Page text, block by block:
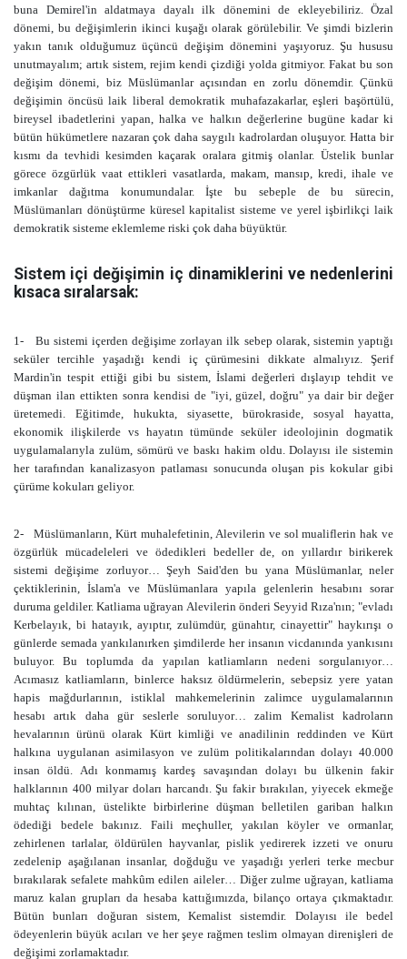
buna Demirel'in aldatmaya dayalı ilk dönemini de ekleyebiliriz. Özal
dönemi, bu değişimlerin ikinci kuşağı olarak görülebilir. Ve şimdi bizlerin
yakın tanık olduğumuz üçüncü değişim dönemini yaşıyoruz. Şu hususu
unutmayalım; artık sistem, rejim kendi çizdiği yolda gitmiyor. Fakat bu son
değişim dönemi, biz Müslümanlar açısından en zorlu dönemdir. Çünkü
değişimin öncüsü laik liberal demokratik muhafazakarlar, eşleri başörtülü,
bireysel ibadetlerini yapan, halka ve halkın değerlerine bugüne kadar ki
bütün hükümetlere nazaran çok daha saygılı kadrolardan oluşuyor. Hatta bir
kısmı da tevhidi kesimden kaçarak oralara gitmiş olanlar. Üstelik bunlar
görece özgürlük vaat ettikleri vasatlarda, makam, mansıp, kredi, ihale ve
imkanlar dağıtma konumundalar. İşte bu sebeple de bu sürecin,
Müslümanları dönüştürme küresel kapitalist sisteme ve yerel işbirlikçi laik
demokratik sisteme eklemleme riski çok daha büyüktür.
Sistem içi değişimin iç dinamiklerini ve nedenlerini
kısaca sıralarsak:
1-
Bu sistemi içerden değişime zorlayan ilk sebep olarak, sistemin yaptığı
seküler tercihle yaşadığı kendi iç çürümesini dikkate almalıyız. Şerif
Mardin'in tespit ettiği gibi bu sistem, İslami değerleri dışlayıp tehdit ve
düşman ilan ettikten sonra kendisi de "iyi, güzel, doğru" ya dair bir değer
üretemedi. Eğitimde, hukukta, siyasette, bürokraside, sosyal hayatta,
ekonomik ilişkilerde vs hayatın tümünde seküler ideolojinin dogmatik
uygulamalarıyla zulüm, sömürü ve baskı hakim oldu. Dolayısı ile sistemin
her tarafından kanalizasyon patlaması sonucunda oluşan pis kokular gibi
çürüme kokuları geliyor.
2-
Müslümanların, Kürt muhalefetinin, Alevilerin ve sol mualiflerin hak ve
özgürlük mücadeleleri ve ödedikleri bedeller de, on yıllardır birikerek
sistemi değişime zorluyor… Şeyh Said'den bu yana Müslümanlar, neler
çektiklerinin, İslam'a ve Müslümanlara yapıla gelenlerin hesabını sorar
duruma geldiler. Katliama uğrayan Alevilerin önderi Seyyid Rıza'nın; "evladı
Kerbelayık, bi hatayık, ayıptır, zulümdür, günahtır, cinayettir" haykırışı o
günlerde semada yankılanırken şimdilerde her insanın vicdanında yankısını
buluyor. Bu toplumda da yapılan katliamların nedeni sorgulanıyor…
Acımasız katliamların, binlerce haksız öldürmelerin, sebepsiz yere yatan
hapis mağdurlarının, istiklal mahkemelerinin zalimce uygulamalarının
hesabı artık daha gür seslerle soruluyor… zalim Kemalist kadroların
hevalarının ürünü olarak Kürt kimliği ve anadilinin reddinden ve Kürt
halkına uygulanan asimilasyon ve zulüm politikalarından dolayı 40.000
insan öldü. Adı konmamış kardeş savaşından dolayı bu ülkenin fakir
halklarının 400 milyar doları harcandı. Şu fakir bırakılan, yiyecek ekmeğe
muhtaç kılınan, üstelikte birbirlerine düşman belletilen gariban halkın
ödediği bedele bakınız. Faili meçhuller, yakılan köyler ve ormanlar,
zehirlenen tarlalar, öldürülen hayvanlar, pislik yedirerek izzeti ve onuru
zedelenip aşağılanan insanlar, doğduğu ve yaşadığı yerleri terke mecbur
bırakılarak sefalete mahkûm edilen aileler… Diğer zulme uğrayan, katliama
maruz kalan grupları da hesaba kattığımızda, bilanço ortaya çıkmaktadır.
Bütün bunları doğuran sistem, Kemalist sistemdir. Dolayısı ile bedel
ödeyenlerin büyük acıları ve her şeye rağmen teslim olmayan direnişleri de
değişimi zorlamaktadır.